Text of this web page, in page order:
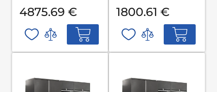
4875.69 € 1800.61 €